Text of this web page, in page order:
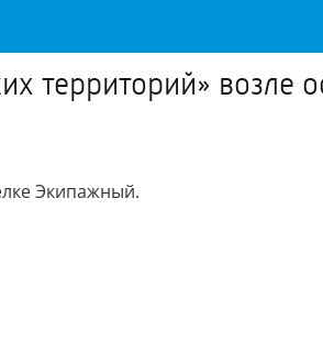
территорий» возле
Экипажный.